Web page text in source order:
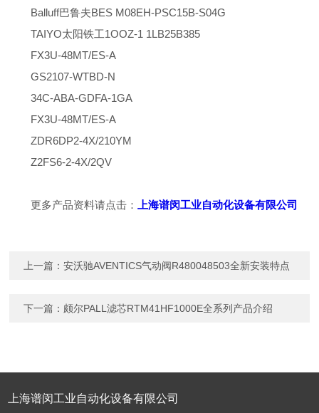
Balluff巴鲁夫BES M08EH-PSC15B-S04G
TAIYO太阳铁工1OOZ-1 1LB25B385
FX3U-48MT/ES-A
GS2107-WTBD-N
34C-ABA-GDFA-1GA
FX3U-48MT/ES-A
ZDR6DP2-4X/210YM
Z2FS6-2-4X/2QV
更多产品资料请点击： 上海谱闵工业自动化设备有限公司
上一篇：安沃驰AVENTICS气动阀R480048503全新安装特点
下一篇： 颇尔PALL滤芯RTM41HF1000E全系列产品介绍
上海谱闵工业自动化设备有限公司